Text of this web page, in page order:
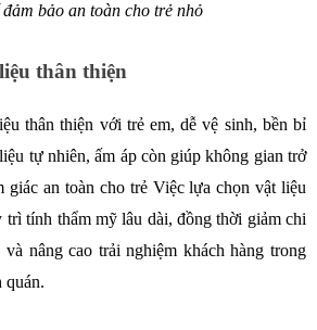
đảm bảo an toàn cho trẻ nhỏ
thân thiện
thân thiện với trẻ em, dễ vệ sinh, bền bỉ
tự nhiên, ấm áp còn giúp không gian trở
giác an toàn cho trẻ Việc lựa chọn vật liệu
trì tính thẩm mỹ lâu dài, đồng thời giảm chi
nâng cao trải nghiệm khách hàng trong
quán.